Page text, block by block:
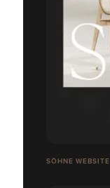
SÖHNE WEBSITE